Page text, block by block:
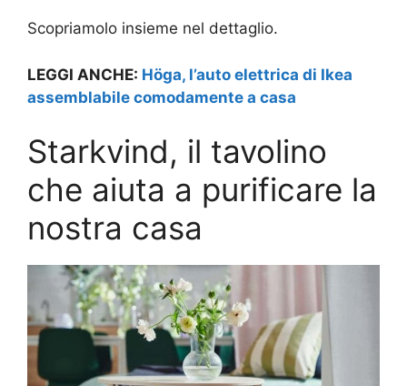
Scopriamolo insieme nel dettaglio.
LEGGI ANCHE: Höga, l’auto elettrica di Ikea
assemblabile comodamente a casa
Starkvind, il tavolino
che aiuta a purificare la
nostra casa